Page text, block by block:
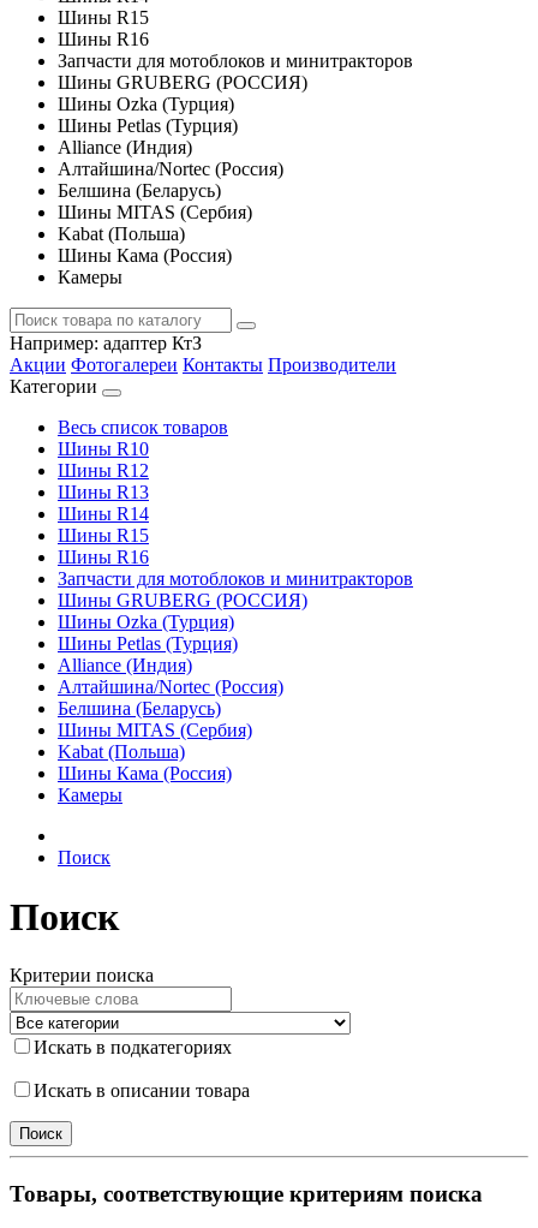
Шины R15
Шины R16
Запчасти для мотоблоков и минитракторов
Шины GRUBERG (РОССИЯ)
Шины Ozka (Турция)
Шины Petlas (Турция)
Alliance (Индия)
Алтайшина/Nortec (Россия)
Белшина (Беларусь)
Шины MITAS (Сербия)
Kabat (Польша)
Шины Кама (Россия)
Камеры
Например: адаптер КтЗ
Акции Фотогалереи Контакты Производители
Категории
Весь список товаров
Шины R10
Шины R12
Шины R13
Шины R14
Шины R15
Шины R16
Запчасти для мотоблоков и минитракторов
Шины GRUBERG (РОССИЯ)
Шины Ozka (Турция)
Шины Petlas (Турция)
Alliance (Индия)
Алтайшина/Nortec (Россия)
Белшина (Беларусь)
Шины MITAS (Сербия)
Kabat (Польша)
Шины Кама (Россия)
Камеры
Поиск
Поиск
Критерии поиска
Искать в подкатегориях
Искать в описании товара
Товары, соответствующие критериям поиска